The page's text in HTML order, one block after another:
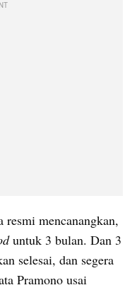
resmi mencanangkan,
untuk 3 bulan. Dan 3
selesai, dan segera
Pramono usai